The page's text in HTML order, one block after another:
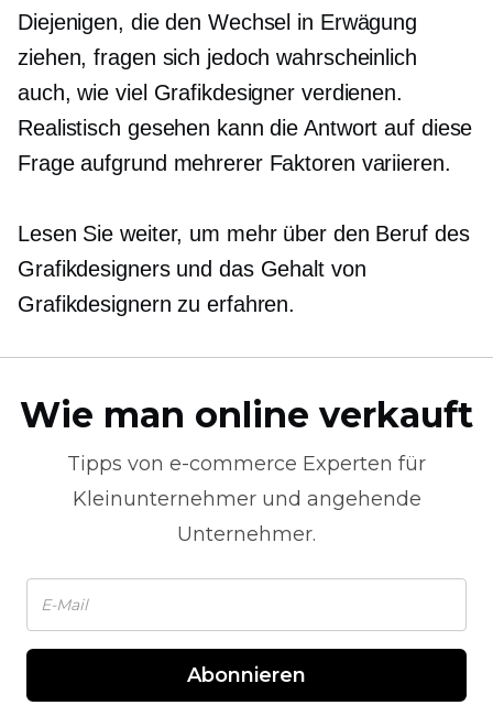
Diejenigen, die den Wechsel in Erwägung
ziehen, fragen sich jedoch wahrscheinlich
auch, wie viel Grafikdesigner verdienen.
Realistisch gesehen kann die Antwort auf diese
Frage aufgrund mehrerer Faktoren variieren.
Lesen Sie weiter, um mehr über den Beruf des
Grafikdesigners und das Gehalt von
Grafikdesignern zu erfahren.
Wie man online verkauft
Tipps von e-commerce Experten für
Kleinunternehmer und angehende
Unternehmer.
Abonnieren